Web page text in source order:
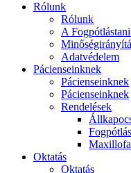
Rólunk
Rólunk
A
Adatvédelem
Pácienseinknek
Pácienseinknek
Pácienseinknek
Rendelések
Oktatás
Oktatás